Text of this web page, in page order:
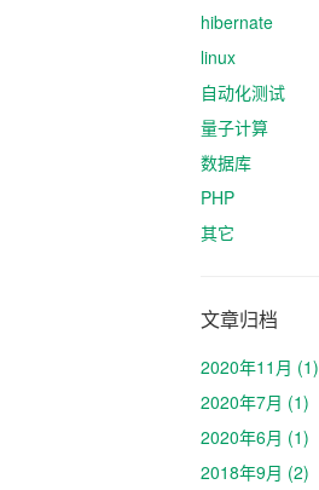
hibernate
linux
自动化测试
量子计算
数据库
PHP
其它
文章归档
2020年11月 (1)
2020年7月 (1)
2020年6月 (1)
2018年9月 (2)